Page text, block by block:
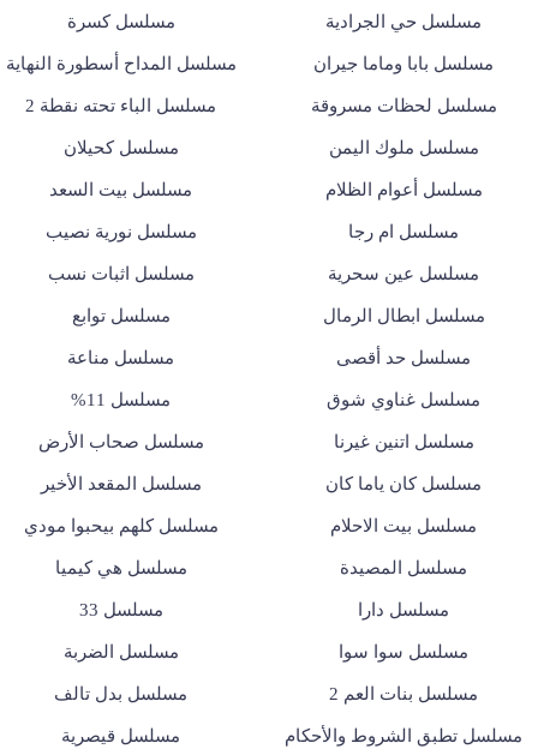
مسلسل حي الجرادية مسلسل كسرة
مسلسل بابا وماما جيران مسلسل المداح أسطورة النهاية
مسلسل لحظات مسروقة مسلسل الباء تحته نقطة 2
مسلسل ملوك اليمن مسلسل كحيلان
مسلسل أعوام الظلام مسلسل بيت السعد
مسلسل ام رجا مسلسل نورية نصيب
مسلسل عين سحرية مسلسل اثبات نسب
مسلسل ابطال الرمال مسلسل توابع
مسلسل حد أقصى مسلسل مناعة
مسلسل غناوي شوق مسلسل 11%
مسلسل اتنين غيرنا مسلسل صحاب الأرض
مسلسل كان ياما كان مسلسل المقعد الأخير
مسلسل بيت الاحلام مسلسل كلهم بيحبوا مودي
مسلسل المصيدة مسلسل هي كيميا
مسلسل دارا مسلسل 33
مسلسل سوا سوا مسلسل الضربة
مسلسل بنات العم 2 مسلسل بدل تالف
مسلسل تطبق الشروط والأحكام مسلسل قيصرية